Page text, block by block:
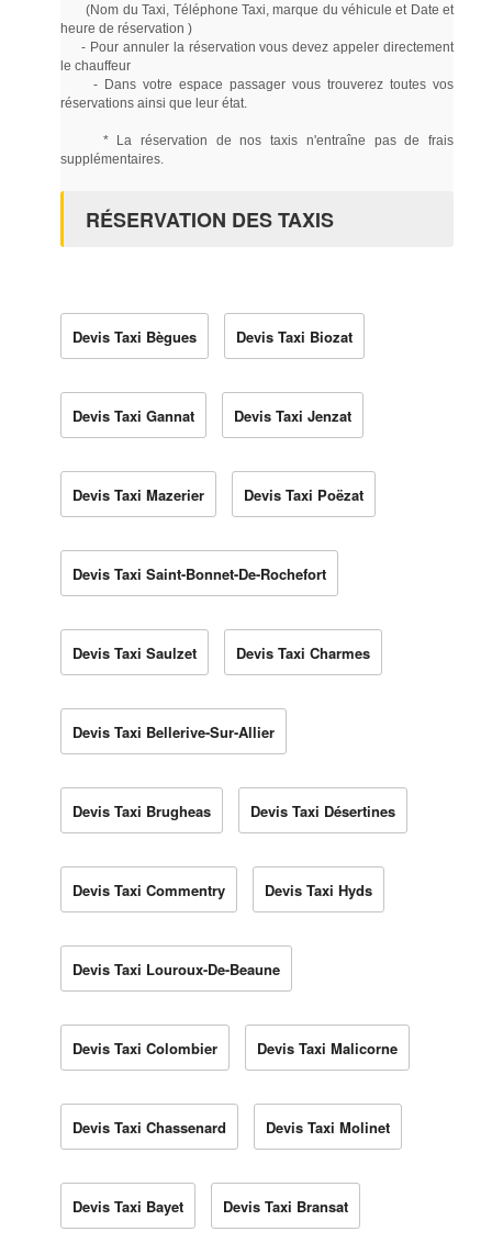
(Nom du Taxi, Téléphone Taxi, marque du véhicule et Date et
heure de réservation )
- Pour annuler la réservation vous devez appeler directement
le chauffeur
- Dans votre espace passager vous trouverez toutes vos
réservations ainsi que leur état.
* La réservation de nos taxis n'entraîne pas de frais
supplémentaires.
RÉSERVATION DES TAXIS
Devis Taxi Bègues Devis Taxi Biozat
Devis Taxi Gannat Devis Taxi Jenzat
Devis Taxi Mazerier Devis Taxi Poëzat
Devis Taxi Saint-Bonnet-De-Rochefort
Devis Taxi Saulzet Devis Taxi Charmes
Devis Taxi Bellerive-Sur-Allier
Devis Taxi Brugheas Devis Taxi Désertines
Devis Taxi Commentry Devis Taxi Hyds
Devis Taxi Louroux-De-Beaune
Devis Taxi Colombier Devis Taxi Malicorne
Devis Taxi Chassenard Devis Taxi Molinet
Devis Taxi Bayet Devis Taxi Bransat